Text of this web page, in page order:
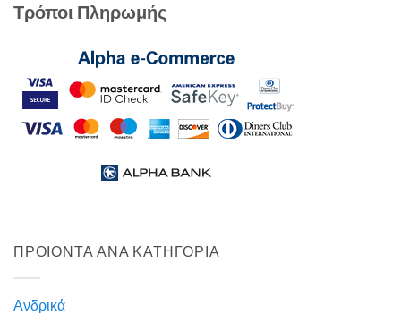
Τρόποι Πληρωμής
ΠΡΟΙΟΝΤΑ ΑΝΑ ΚΑΤΗΓΟΡΙΑ
Ανδρικά